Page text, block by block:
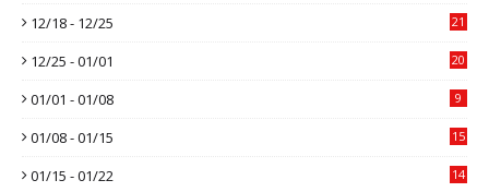
12/18 - 12/25 21
12/25 - 01/01 20
01/01 - 01/08 9
01/08 - 01/15 15
01/15 - 01/22 14